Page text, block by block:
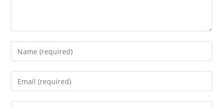
Enter
your
name
Enter
your
email